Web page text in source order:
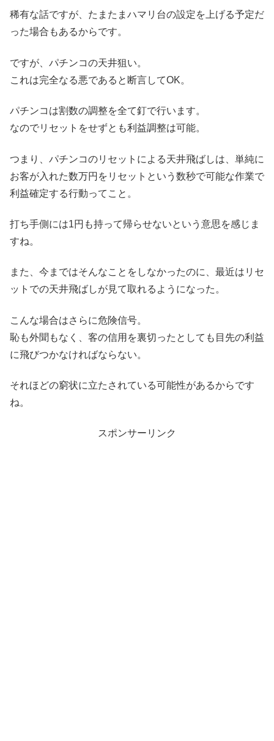
稀有な話ですが、たまたまハマリ台の設定を上げる予定だ
った場合もあるからです。
ですが、パチンコの天井狙い。
これは完全なる悪であると断言してOK。
パチンコは割数の調整を全て釘で行います。
なのでリセットをせずとも利益調整は可能。
つまり、パチンコのリセットによる天井飛ばしは、単純に
お客が入れた数万円をリセットという数秒で可能な作業で
利益確定する行動ってこと。
打ち手側には1円も持って帰らせないという意思を感じま
すね。
また、今まではそんなことをしなかったのに、最近はリセ
ットでの天井飛ばしが見て取れるようになった。
こんな場合はさらに危険信号。
恥も外聞もなく、客の信用を裏切ったとしても目先の利益
に飛びつかなければならない。
それほどの窮状に立たされている可能性があるからです
ね。
スポンサーリンク